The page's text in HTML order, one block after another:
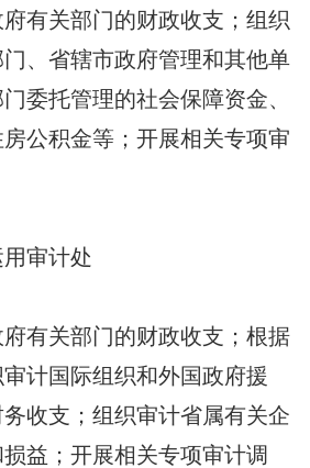
关部门的财政收支；组织
、省辖市政府管理和其他单
委托管理的社会保障资金、
公积金等；开展相关专项审
审计处
关部门的财政收支；根据
计国际组织和外国政府援
收支；组织审计省属有关企
益；开展相关专项审计调